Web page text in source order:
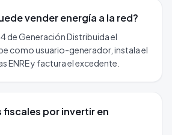
vender energía a la red?
de Generación Distribuida el
como usuario-generador, instala el
ENRE y factura el excedente.
fiscales por invertir en